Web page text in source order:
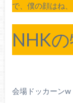
で、僕の顔はね、
NHKの
会場ドッカーンw